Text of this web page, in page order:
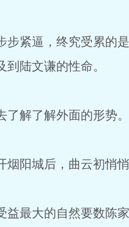
紧逼，终究受累的是
到陆文谦的性命。
解了解外面的形势。
城后，曲云初悄悄
最大的自然要数陈家